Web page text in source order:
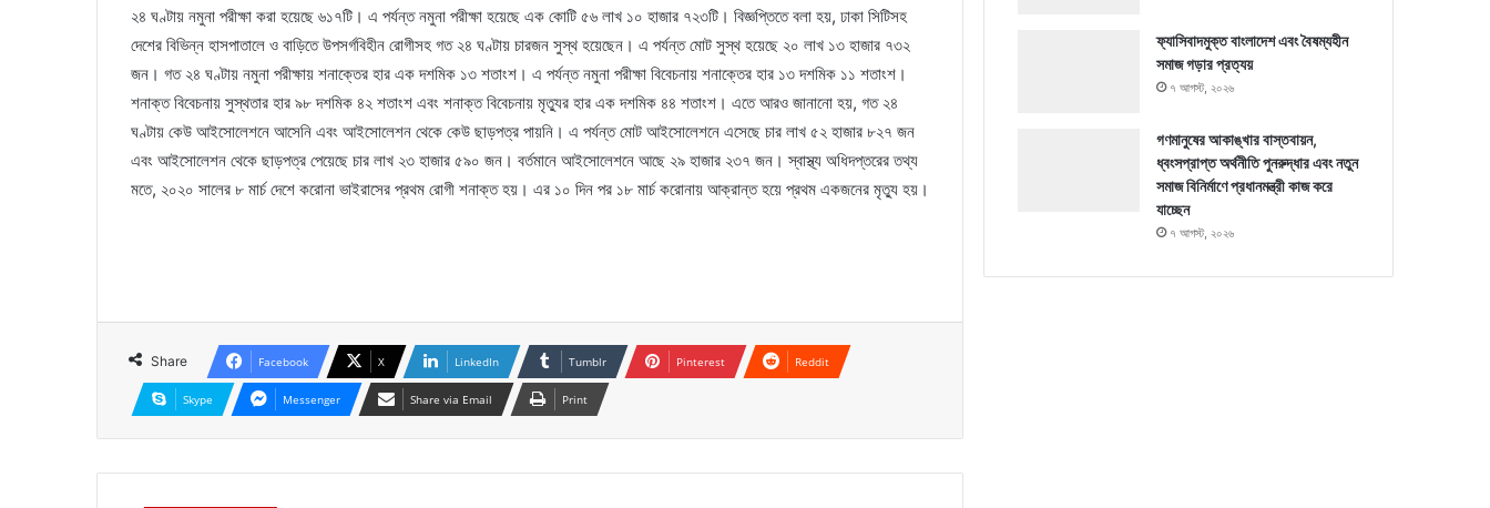
২৪ ঘণ্টায় নমুনা পরীক্ষা করা হয়েছে ৬১৭টি। এ পর্যন্ত নমুনা পরীক্ষা হয়েছে এক কোটি ৫৬ লাখ ১০ হাজার ৭২৩টি। বিজ্ঞপ্তিতে বলা হয়, ঢাকা সিটিসহ
দেশের বিভিন্ন হাসপাতালে ও বাড়িতে উপসর্গবিহীন রোগীসহ গত ২৪ ঘণ্টায় চারজন সুস্থ হয়েছেন। এ পর্যন্ত মোট সুস্থ হয়েছে ২০ লাখ ১৩ হাজার ৭৩২
জন। গত ২৪ ঘণ্টায় নমুনা পরীক্ষায় শনাক্তের হার এক দশমিক ১৩ শতাংশ। এ পর্যন্ত নমুনা পরীক্ষা বিবেচনায় শনাক্তের হার ১৩ দশমিক ১১ শতাংশ।
শনাক্ত বিবেচনায় সুস্থতার হার ৯৮ দশমিক ৪২ শতাংশ এবং শনাক্ত বিবেচনায় মৃত্যুর হার এক দশমিক ৪৪ শতাংশ। এতে আরও জানানো হয়, গত ২৪
ঘণ্টায় কেউ আইসোলেশনে আসেনি এবং আইসোলেশন থেকে কেউ ছাড়পত্র পায়নি। এ পর্যন্ত মোট আইসোলেশনে এসেছে চার লাখ ৫২ হাজার ৮২৭ জন
এবং আইসোলেশন থেকে ছাড়পত্র পেয়েছে চার লাখ ২৩ হাজার ৫৯০ জন। বর্তমানে আইসোলেশনে আছে ২৯ হাজার ২৩৭ জন। স্বাস্থ্য অধিদপ্তরের তথ্য
মতে, ২০২০ সালের ৮ মার্চ দেশে করোনা ভাইরাসের প্রথম রোগী শনাক্ত হয়। এর ১০ দিন পর ১৮ মার্চ করোনায় আক্রান্ত হয়ে প্রথম একজনের মৃত্যু হয়।
Share Facebook X LinkedIn Tumblr Pinterest Reddit
Skype Messenger Share via Email Print
ফ্যাসিবাদমুক্ত বাংলাদেশ এবং বৈষম্যহীন
সমাজ গড়ার প্রত্যয়
৭ আগস্ট, ২০২৬
গণমানুষের আকাঙ্খার বাস্তবায়ন,
ধ্বংসপ্রাপ্ত অর্থনীতি পুনরুদ্ধার এবং নতুন
সমাজ বিনির্মাণে প্রধানমন্ত্রী কাজ করে
যাচ্ছেন
৭ আগস্ট, ২০২৬